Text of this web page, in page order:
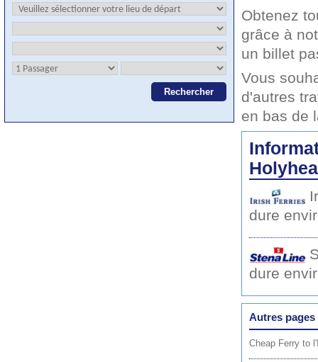
Obtenez
grâce à
un billet
Vous
d'autres
en bas de
dure
dure
Autres pages
Cheap Ferry to